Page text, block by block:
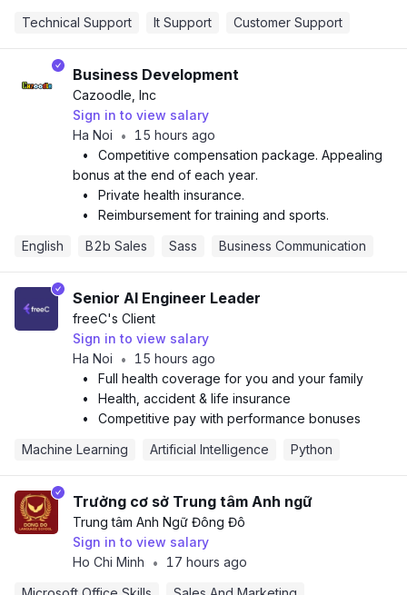
Technical Support
It Support Customer Support
Business Development
Cazoodle, Inc
Sign in to view salary
Ha Noi
•
15 hours ago
•
Competitive compensation package. Appealing
bonus at the end of each year.
•
Private health insurance.
•
Reimbursement for training and sports.
English
B2b Sales Sass Business Communication
Senior AI Engineer Leader
freeC's Client
Sign in to view salary
Ha Noi
•
15 hours ago
•
Full health coverage for you and your family
•
Health, accident & life insurance
•
Competitive pay with performance bonuses
Machine Learning
Artificial Intelligence Python
Trưởng cơ sở Trung tâm Anh ngữ
Trung tâm Anh Ngữ Đông Đô
Sign in to view salary
Ho Chi Minh
•
17 hours ago